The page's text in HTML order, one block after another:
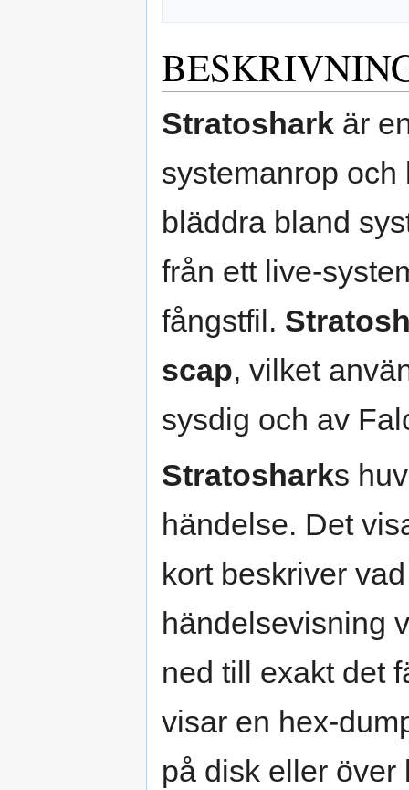
Stratoshark är
systemanrop och
bläddra bland
från ett live-
fångstfil.
scap, vilket
sysdig och av
Stratosharks
händelse. Det
kort beskriver
händelsevisning
ned till exakt det
visar en hex-
på disk eller över